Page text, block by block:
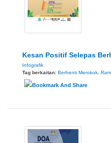
Kesan Positif Selepas
Infografik
Tag berkaitan: Berhenti Merokok